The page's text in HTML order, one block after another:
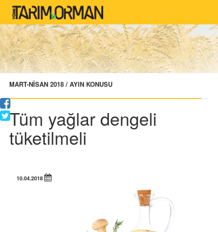
MART-NİSAN 2018 / AYIN KONUSU
Tüm yağlar dengeli
tüketilmeli
10.04.2018